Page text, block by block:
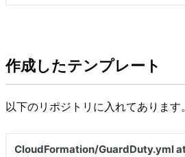
作成したテンプレート
以下のリポジトリに入れてあります。